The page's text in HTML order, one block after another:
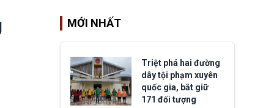
MỚI NHẤT
Triệt phá hai đường
dây tội phạm xuyên
quốc gia, bắt giữ
171 đối tượng